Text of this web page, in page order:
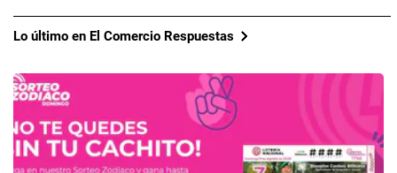
Lo último en El Comercio Respuestas